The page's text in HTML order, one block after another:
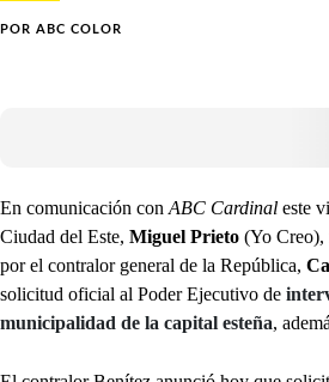
POR ABC COLOR
En comunicación con ABC Cardinal este
Ciudad del Este, Miguel Prieto (Yo Creo),
por el contralor general de la República,
solicitud oficial al Poder Ejecutivo de
municipalidad de la capital esteña,